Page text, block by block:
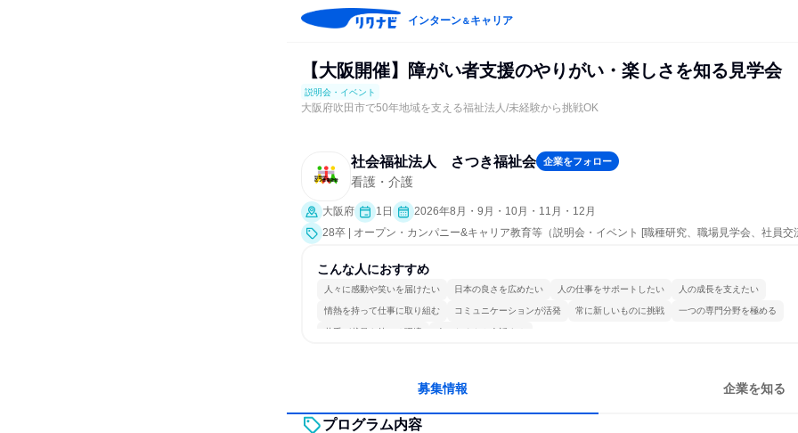
インターン＆キャリア
【大阪開催】障がい者支援のやりがい・楽しさを知る見学会
説明会・イベント
大阪府吹田市で50年地域を支える福祉法人/未経験から挑戦OK
社会福祉法人 さつき福祉会 企業をフォロー
看護・介護
大阪府 1日
2026年8月・9月・10月・11月・12月
28卒 | オープン・カンパニー&キャリア教育等（説明会・イベント [職種研究、職場見学会、社員交
こんな人におすすめ
人々に感動や笑いを届けたい 日本の良さを広めたい 人の仕事をサポートしたい 人の成長を支えたい
情熱を持って仕事に取り組む コミュニケーションが活発 常に新しいものに挑戦 一つの専門分野を極める
若手が裁量を持てる環境 人とたくさん会話する
募集情報 企業を知る
プログラム内容